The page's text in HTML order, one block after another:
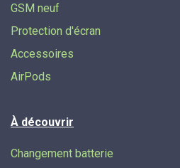
GSM neuf
Protection d'écran
Accessoires
AirPods
À découvrir
Changement batterie